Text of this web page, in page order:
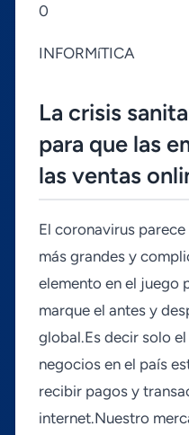
0
INFORMíTICA
La crisis
para que las
las ventas
El coronavirus
más grandes y
elemento en el juego
marque el antes y
global.Es decir solo
negocios en el paí­s
recibir pagos y
internet.Nuestro